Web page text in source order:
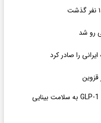
را صادر کرد
محققان تایلندی: داروهای لاغری GLP-1 به سلامت بینایی